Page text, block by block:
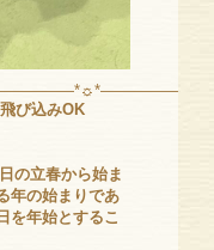
び込みOK
日の立春から始ま
年の始まりであ
を年始とするこ